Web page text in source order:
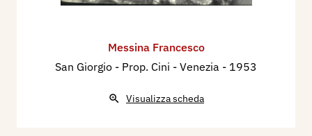
Messina Francesco
San Giorgio - Prop. Cini - Venezia - 1953
Visualizza scheda